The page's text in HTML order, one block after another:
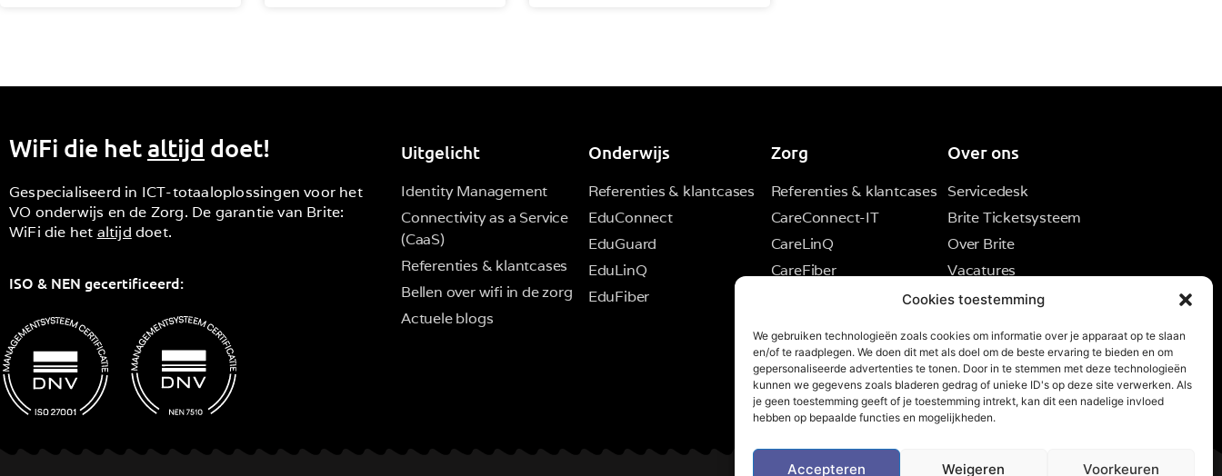
Cookies toestemming
We gebruiken technologieën zoals cookies om informatie over je apparaat op te slaan
en/of te raadplegen. We doen dit met als doel om de beste ervaring te bieden en om
gepersonaliseerde advertenties te tonen. Door in te stemmen met deze technologieën
kunnen we gegevens zoals bladeren gedrag of unieke ID's op deze site verwerken. Als
je geen toestemming geeft of je toestemming intrekt, kan dit een nadelige invloed
hebben op bepaalde functies en mogelijkheden.
Accepteren Weigeren Voorkeuren
WiFi die het altijd doet!
Gespecialiseerd in ICT-totaaloplossingen voor het
VO onderwijs en de Zorg. De garantie van Brite:
WiFi die het altijd doet.
ISO & NEN gecertificeerd:
Uitgelicht
Identity Management
Connectivity as a Service
(CaaS)
Referenties & klantcases
Bellen over wifi in de zorg
Actuele blogs
Onderwijs
Referenties & klantcases
EduConnect
EduGuard
EduLinQ
EduFiber
Zorg
Referenties & klantcases
CareConnect-IT
CareLinQ
CareFiber
Over ons
Servicedesk
Brite Ticketsysteem
Over Brite
Vacatures
Contact